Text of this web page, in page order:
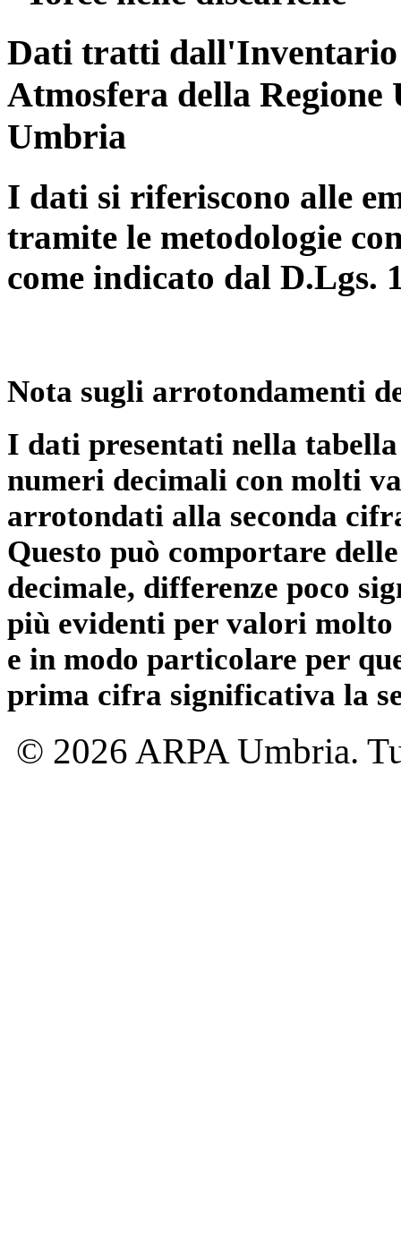
Dati tratti dall'Inventario
Atmosfera della
Umbria
I dati si riferiscono alle
tramite le metodologie
come indicato dal D.Lgs.
Nota sugli arrotondamenti
I dati presentati nella
numeri decimali con molti
arrotondati alla seconda
Questo può comportare
decimale, differenze poco
più evidenti per valori
e in modo particolare per
prima cifra significativa la
© 2026 ARPA Umbria.